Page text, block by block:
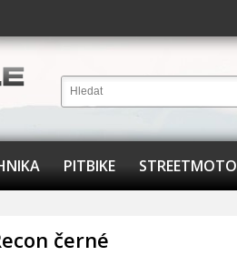
PITBIKE STREETMOTO
černé